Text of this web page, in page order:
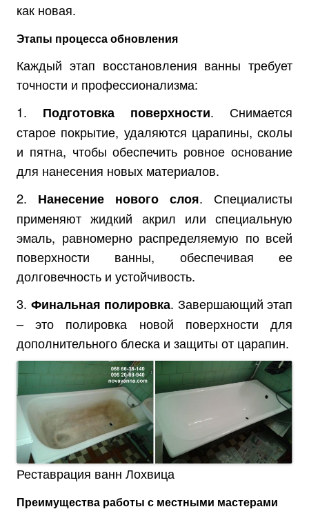
как новая.
Этапы процесса обновления
Каждый этап восстановления ванны требует
точности и профессионализма:
1. Подготовка поверхности. Снимается
старое покрытие, удаляются царапины, сколы
и пятна, чтобы обеспечить ровное основание
для нанесения новых материалов.
2. Нанесение нового слоя. Специалисты
применяют жидкий акрил или специальную
эмаль, равномерно распределяемую по всей
поверхности ванны, обеспечивая ее
долговечность и устойчивость.
3. Финальная полировка. Завершающий этап
– это полировка новой поверхности для
дополнительного блеска и защиты от царапин.
Реставрация ванн Лохвица
Преимущества работы с местными мастерами